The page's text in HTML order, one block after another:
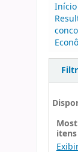
Início